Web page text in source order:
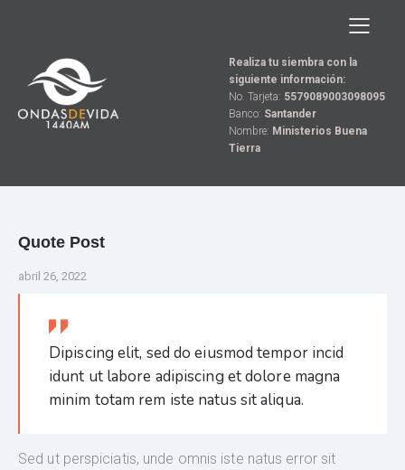
Realiza tu siembra con la
siguiente información:
No. Tarjeta: 5579089003098095
Banco: Santander
Nombre: Ministerios Buena
Tierra
Quote Post
abril 26, 2022
Dipiscing elit, sed do eiusmod tempor incid
idunt ut labore adipiscing et dolore magna
minim totam rem iste natus sit aliqua.
Sed ut perspiciatis, unde omnis iste natus error sit